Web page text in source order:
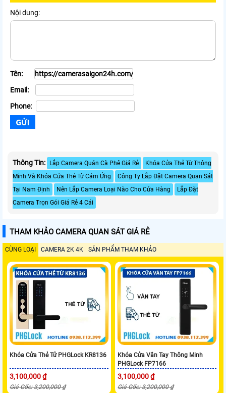
Nội dung:
Tên:
Email:
Phone:
Thông Tin: Lắp Camera Quán Cà Phê Giá Rẻ
Khóa Cửa Thẻ Từ Thông
Minh Và Khóa Cửa Thẻ Từ Cảm Ứng
Công Ty Lắp Đặt Camera Quan Sát
Tại Nam Định
Nên Lắp Camera Loại Nào Cho Cửa Hàng
Lắp Đặt
Camera Trọn Gói Giá Rẻ 4 Cái
THAM KHẢO CAMERA QUAN SÁT GIÁ RẺ
CÙNG LOẠI CAMERA 2K 4K SẢN PHẨM THAM KHẢO
Khóa Cửa Thẻ Tử PHGLock KR8136
3,100,000 ₫
Giá Gốc: 3,200,000 ₫
Khóa Cửa Vân Tay Thông Minh
PHGLock FP7166
3,100,000 ₫
Giá Gốc: 3,200,000 ₫